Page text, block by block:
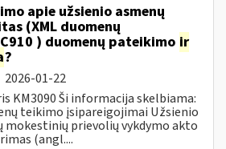
apie užsienio asmenų
(XML duomenų
) duomenų pateikimo ir
?
2026-01-22
KM3090 Ši informacija skelbiama:
teikimo įsipareigojimai Užsienio
prievolių vykdymo akto
(angl....